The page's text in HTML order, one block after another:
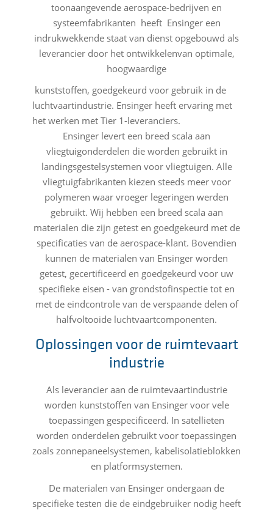
toonaangevende aerospace-bedrijven en
systeemfabrikanten heeft Ensinger een
indrukwekkende staat van dienst opgebouwd als
leverancier door het ontwikkelenvan optimale,
hoogwaardige
kunststoffen, goedgekeurd voor gebruik in de
luchtvaartindustrie. Ensinger heeft ervaring met
het werken met Tier 1-leveranciers.
Ensinger levert een breed scala aan
vliegtuigonderdelen die worden gebruikt in
landingsgestelsystemen voor vliegtuigen. Alle
vliegtuigfabrikanten kiezen steeds meer voor
polymeren waar vroeger legeringen werden
gebruikt. Wij hebben een breed scala aan
materialen die zijn getest en goedgekeurd met de
specificaties van de aerospace-klant. Bovendien
kunnen de materialen van Ensinger worden
getest, gecertificeerd en goedgekeurd voor uw
specifieke eisen - van grondstofinspectie tot en
met de eindcontrole van de verspaande delen of
halfvoltooide luchtvaartcomponenten.
Oplossingen voor de ruimtevaart
industrie
Als leverancier aan de ruimtevaartindustrie
worden kunststoffen van Ensinger voor vele
toepassingen gespecificeerd. In satellieten
worden onderdelen gebruikt voor toepassingen
zoals zonnepaneelsystemen, kabelisolatieblokken
en platformsystemen.
De materialen van Ensinger ondergaan de
specifieke testen die de eindgebruiker nodig heeft